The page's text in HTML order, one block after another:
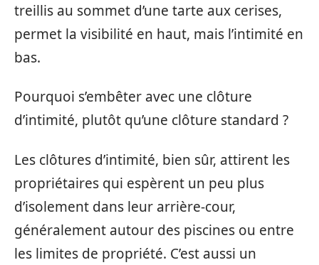
treillis au sommet d’une tarte aux cerises,
permet la visibilité en haut, mais l’intimité en
bas.
Pourquoi s’embêter avec une clôture
d’intimité, plutôt qu’une clôture standard ?
Les clôtures d’intimité, bien sûr, attirent les
propriétaires qui espèrent un peu plus
d’isolement dans leur arrière-cour,
généralement autour des piscines ou entre
les limites de propriété. C’est aussi un